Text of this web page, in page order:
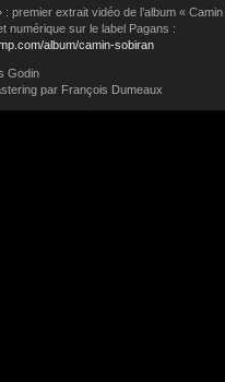
premier extrait vidéo de l’album «
numérique sur le label Pagans :
album/camin-sobiran
Godin
par François Dumeaux